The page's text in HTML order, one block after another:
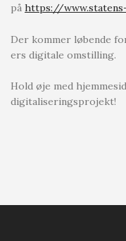
på https://
Der kommer løbende
ers digitale omstilling.
Hold øje med
digitaliseringsprojekt!